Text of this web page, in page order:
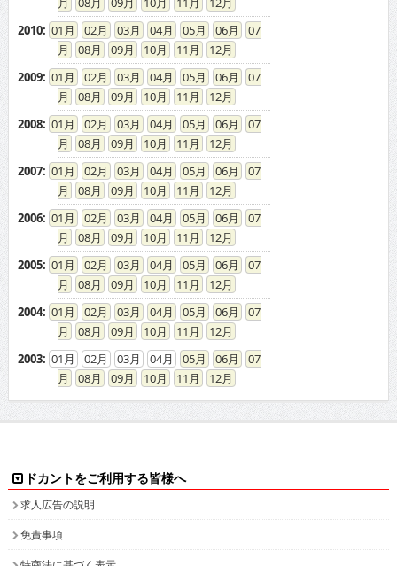
08
09 10 11
12
2007: 01 02 03 04 05 06
07
08
09 10 11
12
2006: 01 02 03 04 05 06
07
08
09 10 11
12
2005: 01 02 03 04 05 06
07
08
09 10 11
12
2004: 01 02 03 04 05 06
07
08
09 10 11
12
2003: 01 02 03 04 05 06
07
08
09 10 11 12
ドカントをご利用する皆様へ
求人広告の説明
免責事項
ドカント発インフォメーション
求人情報掲載について